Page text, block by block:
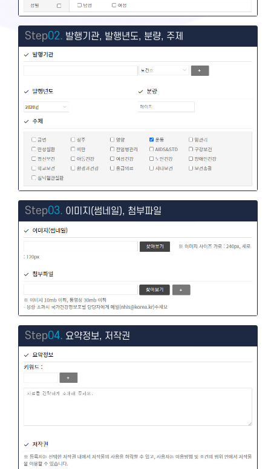
Step02. 발행기관, 발행년도, 분량, 주제
Step03. 이미지(썸네일), 첨부파일
Step04. 요약정보, 저작권